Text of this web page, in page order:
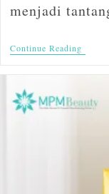
menjadi
Continue Reading